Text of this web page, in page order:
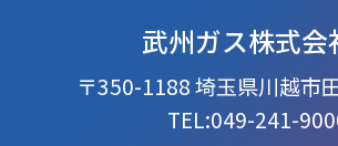
武州ガス株式会
〒350-1188 埼玉県川越市
TEL:049-241-